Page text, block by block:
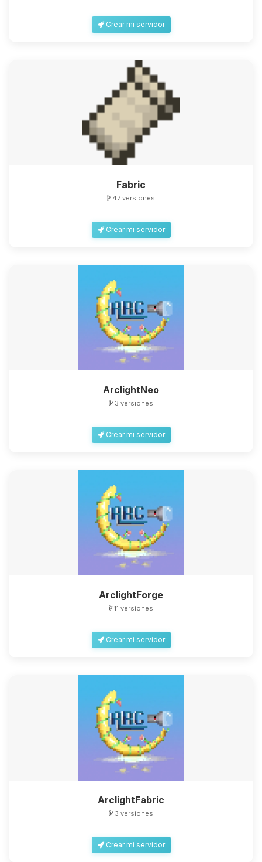
Crear mi servidor
Fabric
47 versiones
Crear mi servidor
ArclightNeo
3 versiones
Crear mi servidor
ArclightForge
11 versiones
Crear mi servidor
ArclightFabric
3 versiones
Crear mi servidor